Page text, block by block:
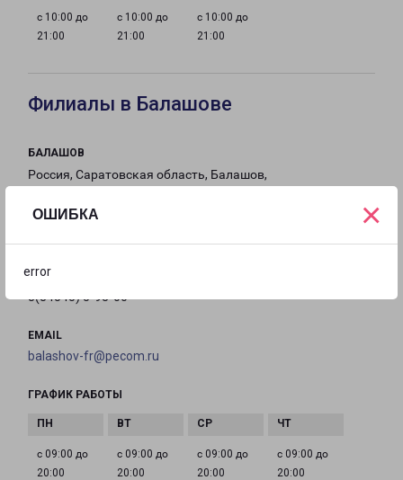
ОШИБКА
error
×
с 10:00 до
21:00
с 10:00 до
21:00
с 10:00 до
21:00
Филиалы в Балашове
БАЛАШОВ
Россия, Саратовская область, Балашов,
ТЕЛЕФОН
8(84545) 5-93-00
EMAIL
balashov-fr@pecom.ru
ГРАФИК РАБОТЫ
с 09:00 до
20:00
с 09:00 до
20:00
с 09:00 до
20:00
с 09:00 до
20:00